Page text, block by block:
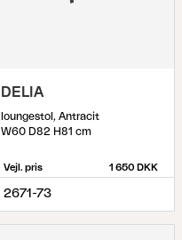
DELIA
loungestol, Antracit
W60 D82 H81 cm
Vejl. pris 1 650 DKK
2671-73